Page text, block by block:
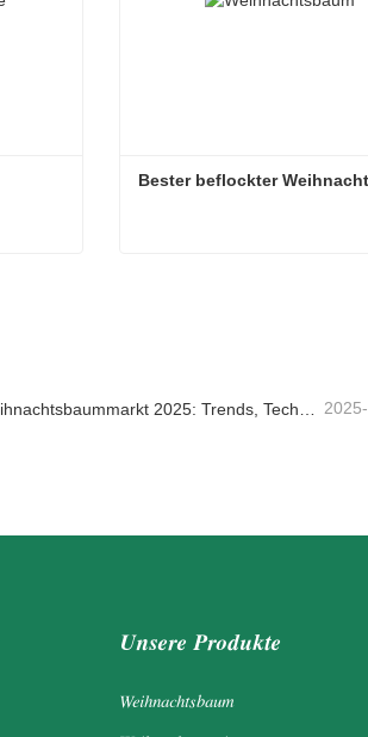
Bester beflockter
Unsere Produkte
Weihnachtsbaum